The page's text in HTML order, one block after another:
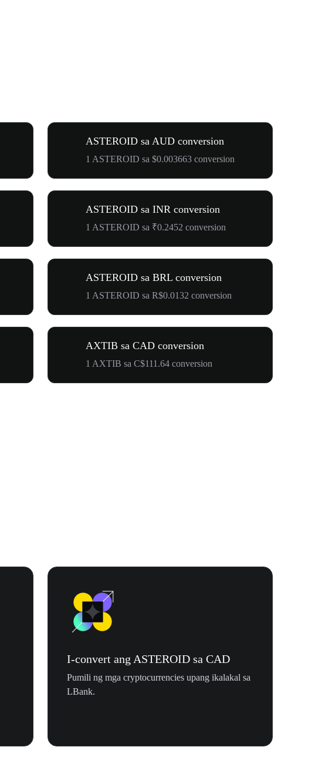
ASTEROID sa AUD conversion
1 ASTEROID sa $0.003663 conversion
ASTEROID sa INR conversion
1 ASTEROID sa ₹0.2452 conversion
ASTEROID sa BRL conversion
1 ASTEROID sa R$0.0132 conversion
AXTIB sa CAD conversion
1 AXTIB sa C$111.64 conversion
I-convert ang ASTEROID sa CAD
Pumili ng mga cryptocurrencies upang ikalakal sa
LBank.